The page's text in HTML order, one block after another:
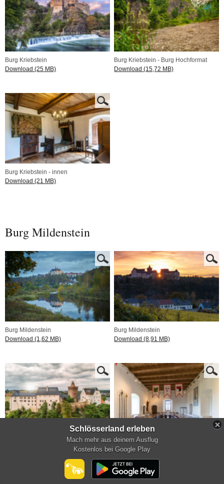
Burg Kriebstein
Download (25 MB)
Burg Kriebstein - Burg Hochformat
Download (15,72 MB)
Burg Kriebstein - innen
Download (21 MB)
Burg Mildenstein
Burg Mildenstein
Download (1,62 MB)
Burg Mildenstein
Download (8,91 MB)
Burg Mildenstein - Luftaufnahme
Download (22 MB)
Burg Mildenstein - Rittersaal
Download (11,79 MB)
Schlösserland erleben
Mach mehr aus deinem Ausflug
Kostenlos bei Google Play
mehr